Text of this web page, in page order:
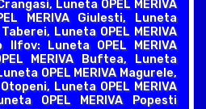
Luneta OPEL MERIVA
MERIVA Giulesti, Luneta
Luneta OPEL MERIVA
Luneta OPEL MERIVA
MERIVA Buftea, Luneta
OPEL MERIVA Magurele,
Luneta OPEL MERIVA
OPEL MERIVA Popesti